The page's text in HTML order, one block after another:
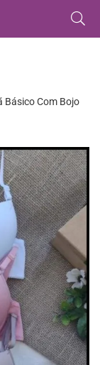
Básico Com Bojo